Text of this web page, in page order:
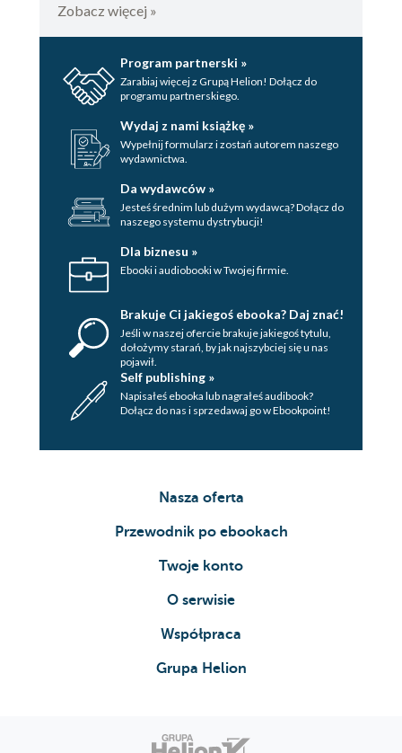
Zobacz więcej »
Program partnerski »
Zarabiaj więcej z Grupą Helion! Dołącz do
programu partnerskiego.
Wydaj z nami książkę »
Wypełnij formularz i zostań autorem naszego
wydawnictwa.
Da wydawców »
Jesteś średnim lub dużym wydawcą? Dołącz do
naszego systemu dystrybucji!
Dla biznesu »
Ebooki i audiobooki w Twojej firmie.
Brakuje Ci jakiegoś ebooka? Daj znać!
Jeśli w naszej ofercie brakuje jakiegoś tytulu,
dołożymy starań, by jak najszybciej się u nas
pojawił.
Self publishing »
Napisałeś ebooka lub nagrałeś audibook?
Dołącz do nas i sprzedawaj go w Ebookpoint!
Nasza oferta
Przewodnik po ebookach
Twoje konto
O serwisie
Współpraca
Grupa Helion